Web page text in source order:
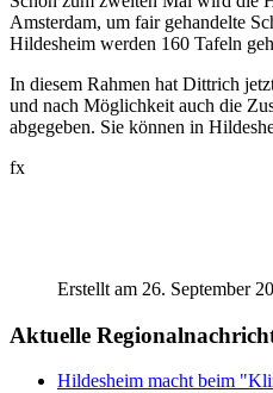
Amsterdam, um fair gehandelte
Hildesheim werden 160 Tafeln
In diesem Rahmen hat Dittrich
und nach Möglichkeit auch die
abgegeben. Sie können in
fx
Erstellt am 26. September
Aktuelle
Hildesheim macht beim